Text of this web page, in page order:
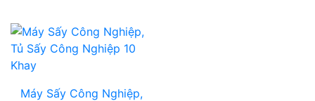
Máy Sấy Công Nghiệp,